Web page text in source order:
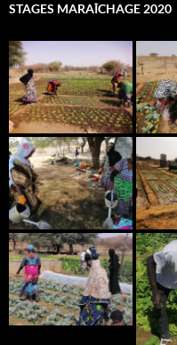
STAGES MARAÎCHAGE 2020